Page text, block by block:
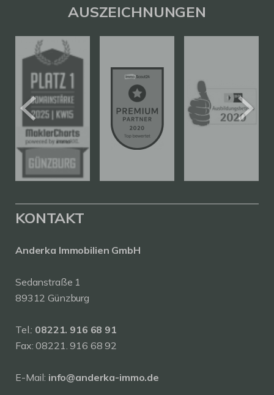
AUSZEICHNUNGEN
KONTAKT
Anderka Immobilien GmbH
Sedanstraße 1
89312 Günzburg
Tel.: 08221. 916 68 91
Fax: 08221. 916 68 92
E-Mail: info@anderka-immo.de